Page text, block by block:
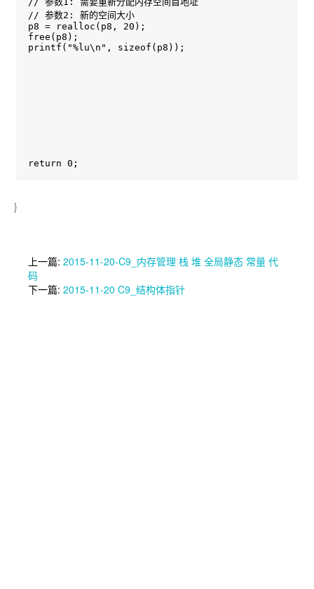
// 参数2: 新的空间大小
p8 = realloc(p8, 20);
free(p8);
printf("%lu\n", sizeof(p8));
return 0;
}
上一篇: 2015-11-20-C9_内存管理 栈 堆 全局静态 常量 代
码
下一篇: 2015-11-20 C9_结构体指针